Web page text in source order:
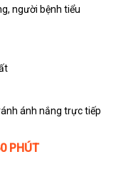
người bệnh tiểu
ánh nắng trực tiếp
PHÚT